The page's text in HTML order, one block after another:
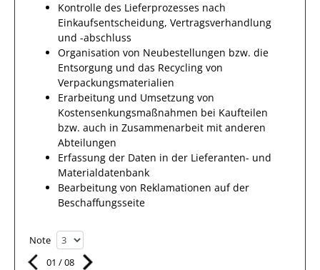
Kontrolle des Lieferprozesses nach
Einkaufsentscheidung, Vertragsverhandlung
und -abschluss
Organisation von Neubestellungen bzw. die
Entsorgung und das Recycling von
Verpackungsmaterialien
Erarbeitung und Umsetzung von
Kostensenkungsmaßnahmen bei Kaufteilen
bzw. auch in Zusammenarbeit mit anderen
Abteilungen
Erfassung der Daten in der Lieferanten- und
Materialdatenbank
Bearbeitung von Reklamationen auf der
Beschaffungsseite
Note
01 /08